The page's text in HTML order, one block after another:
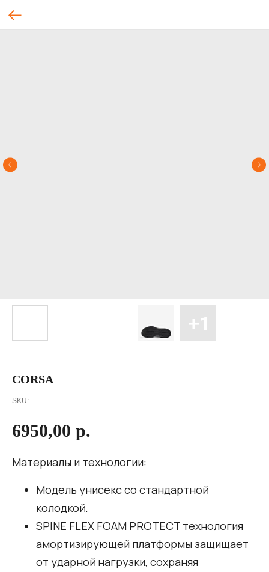
CORSA
SKU:
6950,00 р.
Материалы и технологии:
Модель унисекс со стандартной
колодкой.
SPINE FLEX FOAM PROTECT технология
амортизирующей платформы защищает
от ударной нагрузки, сохраняя